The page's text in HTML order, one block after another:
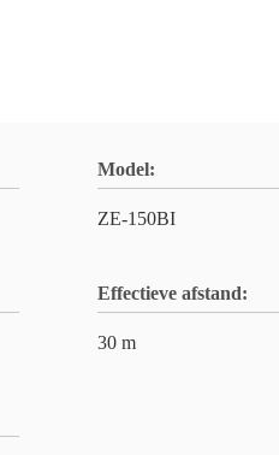
Model:
ZE-150BI
Effectieve afstand:
30 m